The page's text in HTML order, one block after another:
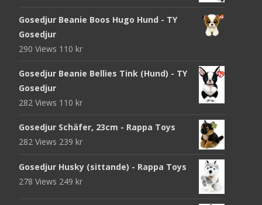
Gosedjur Beanie Boos Hugo Hund - TY
Gosedjur
290 Views 110 kr
Gosedjur Beanie Bellies Tink (Hund) - TY
Gosedjur
282 Views 110 kr
Gosedjur Schäfer, 23cm - Rappa Toys
282 Views 239 kr
Gosedjur Husky (sittande) - Rappa Toys
278 Views 249 kr